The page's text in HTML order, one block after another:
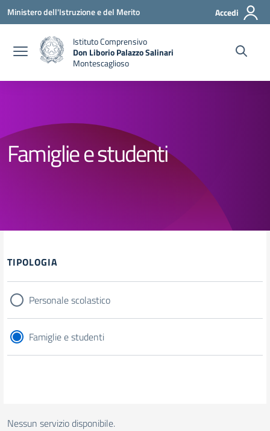
Vai ai contenuti
Vai al menu di navigazione
Vai al footer
Ministero dell'Istruzione e del Merito Accedi
Istituto Comprensivo
Don Liborio Palazzo Salinari
Montescaglioso
Famiglie e studenti
TIPOLOGIA
Personale scolastico
Famiglie e studenti
Nessun servizio disponibile.